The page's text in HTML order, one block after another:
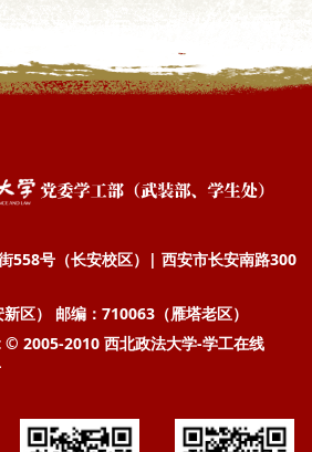
558号（长安校区）| 西安市长安南路300
区） 邮编：710063（雁塔老区）
© 2005-2010 西北政法大学-学工在线